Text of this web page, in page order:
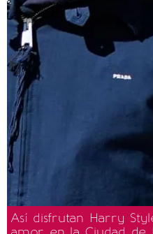
Así disfrutan Harry